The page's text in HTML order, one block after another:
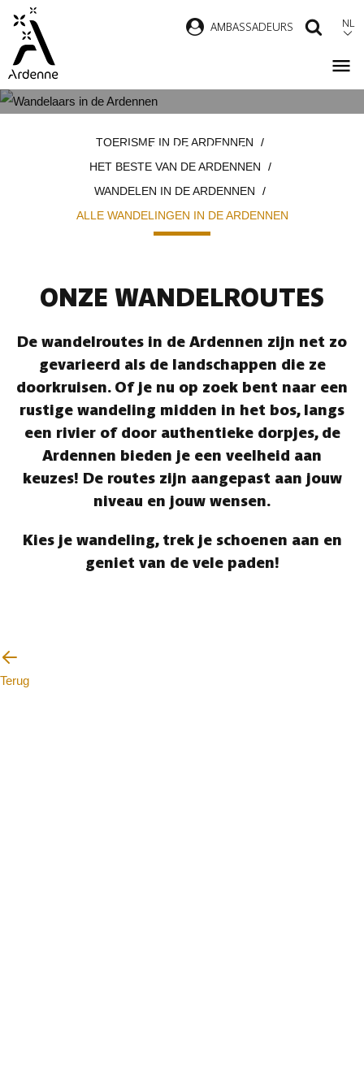
Overslaan
naar
inhoud
AMBASSADEURS NL
ARDENNEN
TOERISME IN DE ARDENNEN
HET BESTE VAN DE ARDENNEN
WANDELEN IN DE ARDENNEN
ALLE WANDELINGEN IN DE ARDENNEN
ONZE WANDELROUTES
De wandelroutes in de Ardennen zijn net zo
gevarieerd als de landschappen die ze
doorkruisen. Of je nu op zoek bent naar een
rustige wandeling midden in het bos, langs
een rivier of door authentieke dorpjes, de
Ardennen bieden je een veelheid aan
keuzes! De routes zijn aangepast aan jouw
niveau en jouw wensen.
Kies je wandeling, trek je schoenen aan en
geniet van de vele paden!
Terug